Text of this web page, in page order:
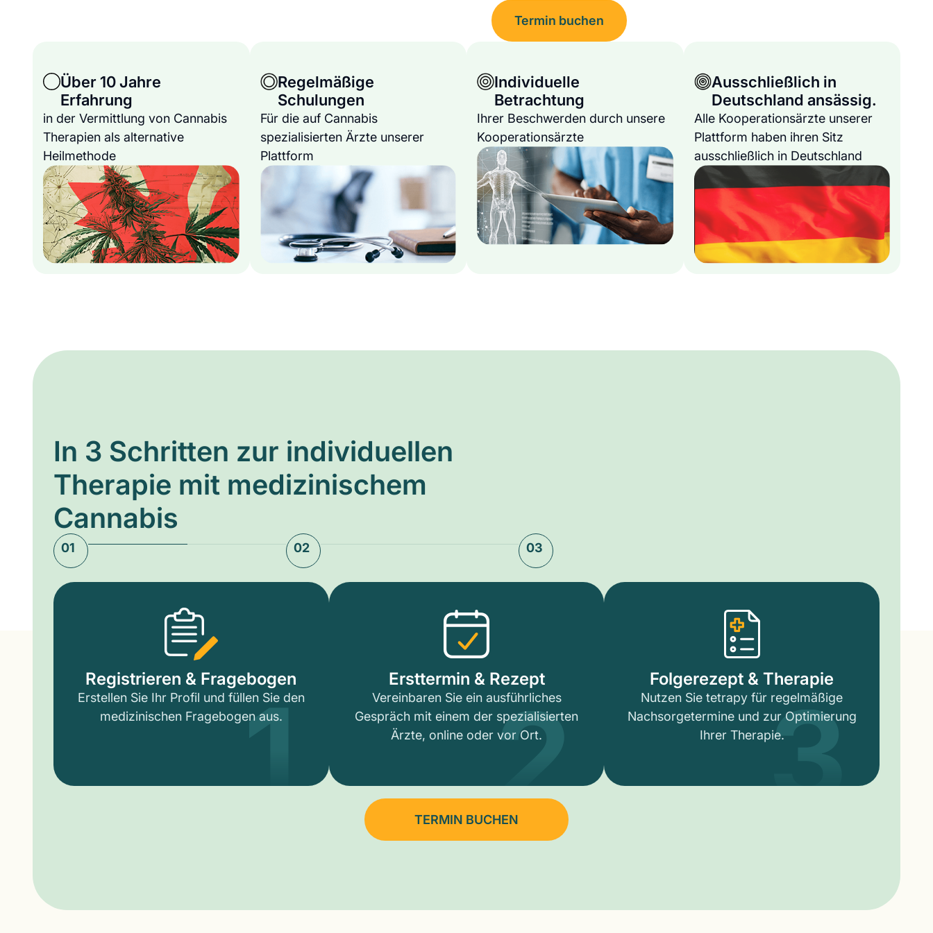
Termin buchen
Über 10 Jahre
Erfahrung
in der Vermittlung von Cannabis
Therapien als alternative
Heilmethode
Regelmäßige
Schulungen
Für die auf Cannabis
spezialisierten Ärzte unserer
Plattform
Individuelle
Betrachtung
Ihrer Beschwerden durch unsere
Kooperationsärzte
Ausschließlich in
Deutschland ansässig.
Alle Kooperationsärzte unserer
Plattform haben ihren Sitz
ausschließlich in Deutschland
In 3 Schritten zur individuellen
Therapie mit medizinischem
Cannabis
01 02 03
Registrieren & Fragebogen
Erstellen Sie Ihr Profil und füllen Sie den
medizinischen Fragebogen aus.
1 Ersttermin & Rezept
Vereinbaren Sie ein ausführliches
Gespräch mit einem der spezialisierten
Ärzte, online oder vor Ort.
2 Folgerezept & Therapie
Nutzen Sie tetrapy für regelmäßige
Nachsorgetermine und zur Optimierung
Ihrer Therapie.3
TERMIN BUCHEN